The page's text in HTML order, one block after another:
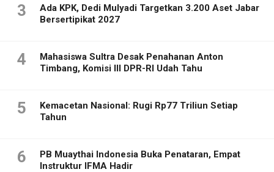
3
Ada KPK, Dedi Mulyadi Targetkan 3.200 Aset Jabar
Bersertipikat 2027
4
Mahasiswa Sultra Desak Penahanan Anton
Timbang, Komisi III DPR-RI Udah Tahu
5
Kemacetan Nasional: Rugi Rp77 Triliun Setiap
Tahun
6
PB Muaythai Indonesia Buka Penataran, Empat
Instruktur IFMA Hadir